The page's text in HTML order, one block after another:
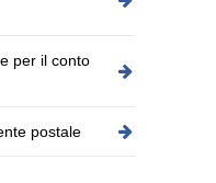
per il conto
postale